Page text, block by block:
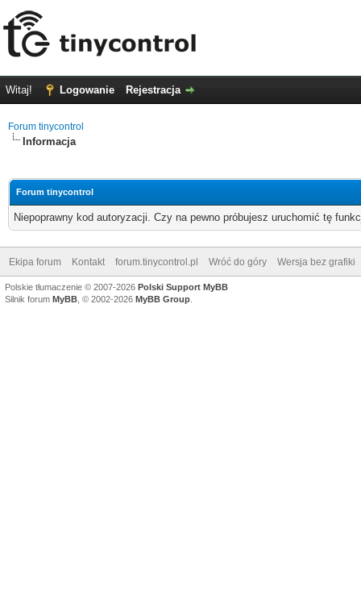
Witaj! Logowanie Rejestracja
Forum tinycontrol
Informacja
Forum tinycontrol
Niepoprawny kod autoryzacji. Czy na pewno próbujesz uruchomić tę
Ekipa forum Kontakt forum.tinycontrol.pl Wróć do góry Wersja bez grafiki
Polskie tłumaczenie © 2007-2026 Polski Support MyBB
Silnik forum MyBB , © 2002-2026 MyBB Group